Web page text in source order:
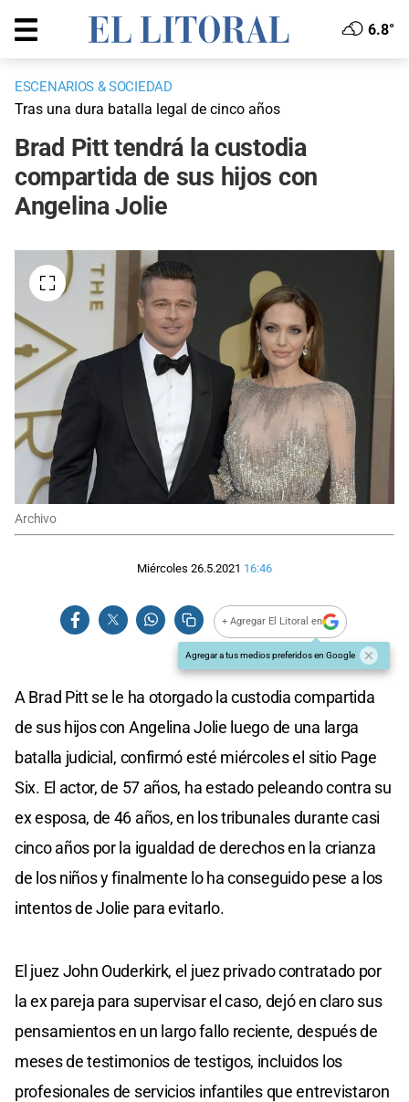
6.8°
ESCENARIOS & SOCIEDAD
Tras una dura batalla legal de cinco años
Brad Pitt tendrá la custodia
compartida de sus hijos con
Angelina Jolie
Archivo
Miércoles 26.5.2021 16:46
+ Agregar El Litoral en
Agregar a tus medios preferidos en Google
A Brad Pitt se le ha otorgado la custodia compartida
de sus hijos con Angelina Jolie luego de una larga
batalla judicial, confirmó esté miércoles el sitio Page
Six. El actor, de 57 años, ha estado peleando contra su
ex esposa, de 46 años, en los tribunales durante casi
cinco años por la igualdad de derechos en la crianza
de los niños y finalmente lo ha conseguido pese a los
intentos de Jolie para evitarlo.
El juez John Ouderkirk, el juez privado contratado por
la ex pareja para supervisar el caso, dejó en claro sus
pensamientos en un largo fallo reciente, después de
meses de testimonios de testigos, incluidos los
profesionales de servicios infantiles que entrevistaron